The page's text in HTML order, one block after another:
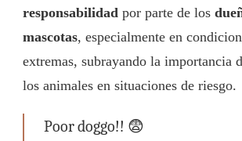
responsabilidad por parte de los
mascotas, especialmente en
extremas, subrayando la importancia
los animales en situaciones de riesgo.
Poor doggo!! 😨